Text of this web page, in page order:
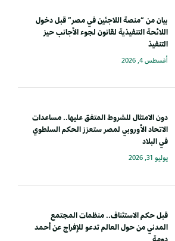
بيان من “منصة اللاجئين في مصر” قبل دخول
اللائحة التنفيذية لقانون لجوء الأجانب حيز
التنفيذ
أغسطس 4, 2026
دون الامتثال للشروط المتفق عليها.. مساعدات
الاتحاد الأوروبي لمصر ستعزز الحكم السلطوي
في البلاد
يوليو 31, 2026
قبل حكم الاستئناف.. منظمات المجتمع
المدني من حول العالم تدعو للإفراج عن أحمد